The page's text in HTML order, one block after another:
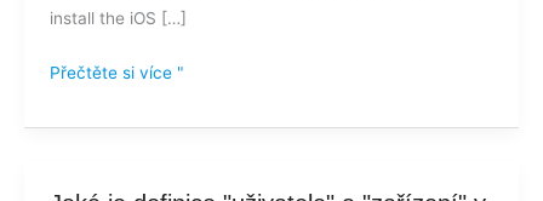
install the iOS […]
Přečtěte si více "